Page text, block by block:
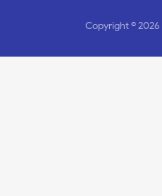
Copyright ©2026